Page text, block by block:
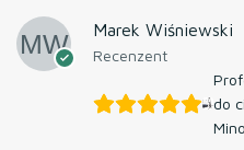
Marek Wiśniewski
Recenzent
do